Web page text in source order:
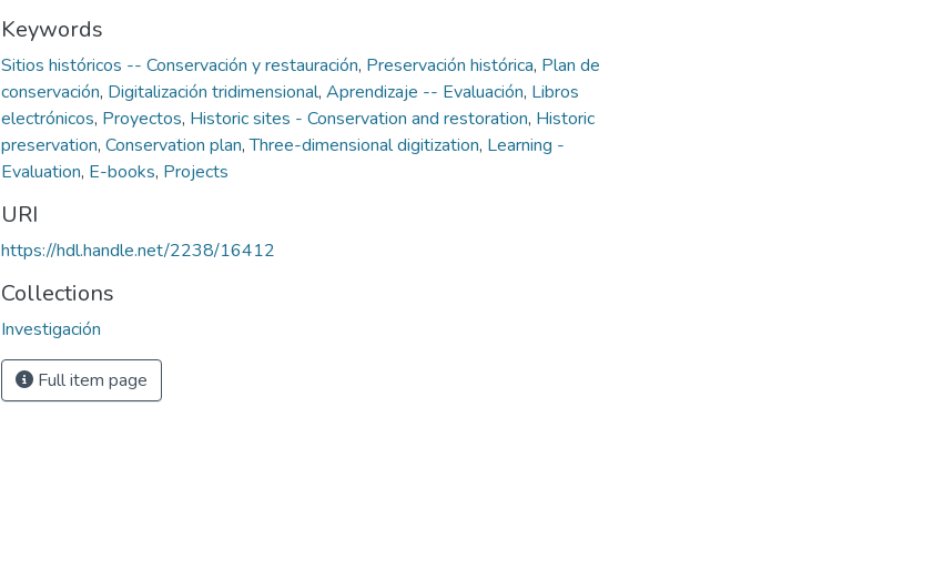
Keywords
Sitios históricos -- Conservación y restauración, Preservación histórica, Plan de
conservación, Digitalización tridimensional, Aprendizaje -- Evaluación, Libros
electrónicos, Proyectos, Historic sites - Conservation and restoration, Historic
preservation, Conservation plan,Three-dimensional digitization, Learning -
Evaluation, E-books, Projects
URI
https://hdl.handle.net/2238/16412
Collections
Investigación
Full item page